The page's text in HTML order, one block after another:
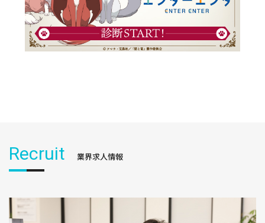
Recruit 業界求人情報